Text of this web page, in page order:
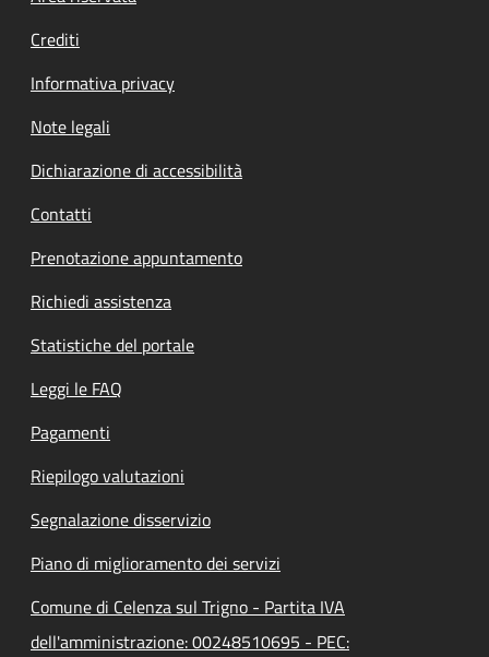
Crediti
Informativa privacy
Note legali
Dichiarazione di accessibilità
Contatti
Prenotazione appuntamento
Richiedi assistenza
Statistiche del portale
Leggi le FAQ
Pagamenti
Riepilogo valutazioni
Segnalazione disservizio
Piano di miglioramento dei servizi
Comune di Celenza sul Trigno - Partita IVA
dell'amministrazione: 00248510695 - PEC: